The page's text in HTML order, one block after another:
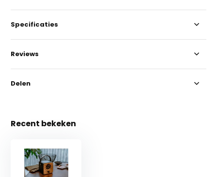
Specificaties
Reviews
Delen
Recent bekeken